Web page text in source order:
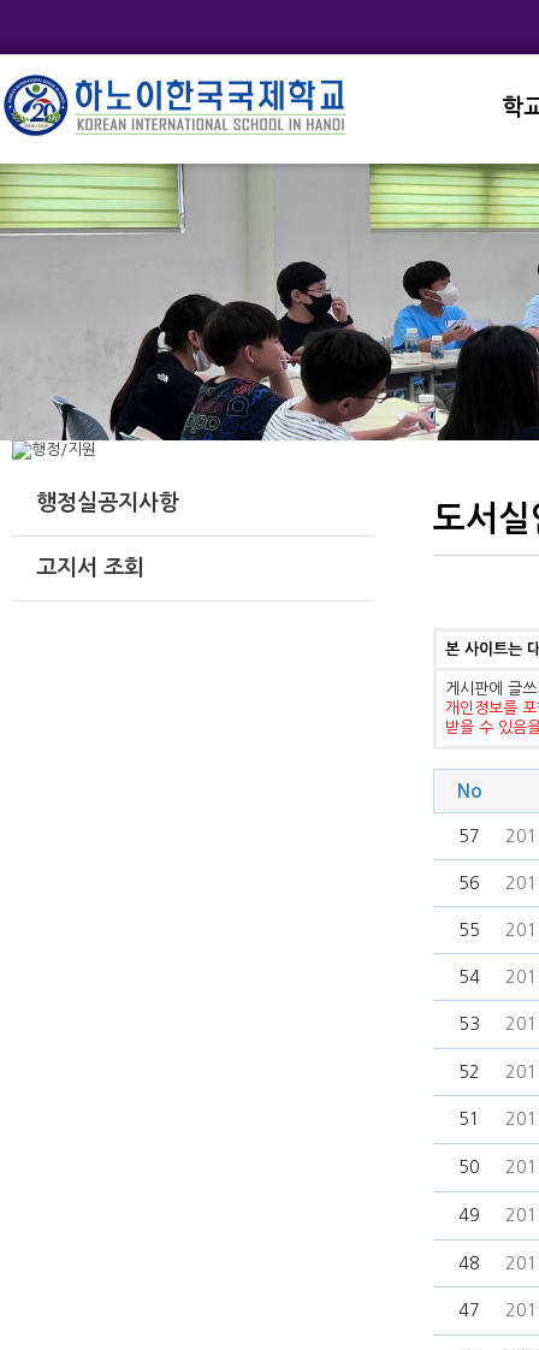
학
교
학
학
학
학
행정실공지사항
고지서 조회
도서실
본 사이트는
게시판에 글
개인정보를
받을 수 있음
No
57
56
55
54
53
52
51
50
49
48
47